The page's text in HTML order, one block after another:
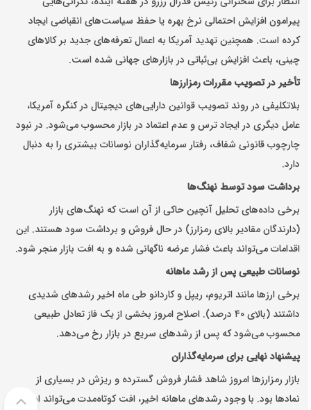
پیرامون افزایش احتمالی نرخ بهره یا حفظ سیاست‌های انقباضی ایجاد
کرده است. همچنین تهدید آمریکا به اعمال تعرفه‌های جدید بر کالاهای
چینی، باعث افزایش بی‌ثباتی در بازارهای جهانی شده است.
تأخیر در تصویب مقررات رمزارزها
بلاتکلیفی در روند تصویب قوانین دارایی‌های دیجیتال در کنگره آمریکا،
عامل دیگری در ایجاد ترس و عدم اعتماد در بازار محسوب می‌شود. در نبود
چارچوب قانونی شفاف، رفتار سرمایه‌گذاران نوسانات بیشتری را به دنبال
دارد.
برداشت سود توسط نهنگ‌ها
برخی داده‌های تحلیل آنچین حاکی از آن است که نهنگ‌های بازار
(دارندگان مقادیر بالای رمزارز) در حال فروش و برداشت سود هستند. این
اقدامات می‌تواند باعث فشار عرضه ناگهانی شده و به افت بازار منجر شود.
نوسانات طبیعی پس از رشد ماهانه
برخی ارزها مانند اتریوم، ریپل و کاردانو طی ماه اخیر رشدهای شدیدی
داشتند (بالای ۴۰ درصد). اصلاح امروز بخشی از یک فاز تعادل طبیعی
محسوب می‌شود که پس از رشدهای سریع در بازار رخ می‌دهد.
پیشنهاد نهایی برای سرمایه‌گذاران
بازار رمزارزها امروز شاهد فشار فروش گسترده و ریزش در بسیاری از
نمادها بود. با وجود رشدهای ماهانه اخیر، افت کوتاه‌مدت می‌تواند ادامه